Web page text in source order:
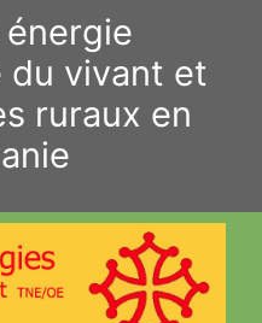
énergie
du vivant et
ruraux en